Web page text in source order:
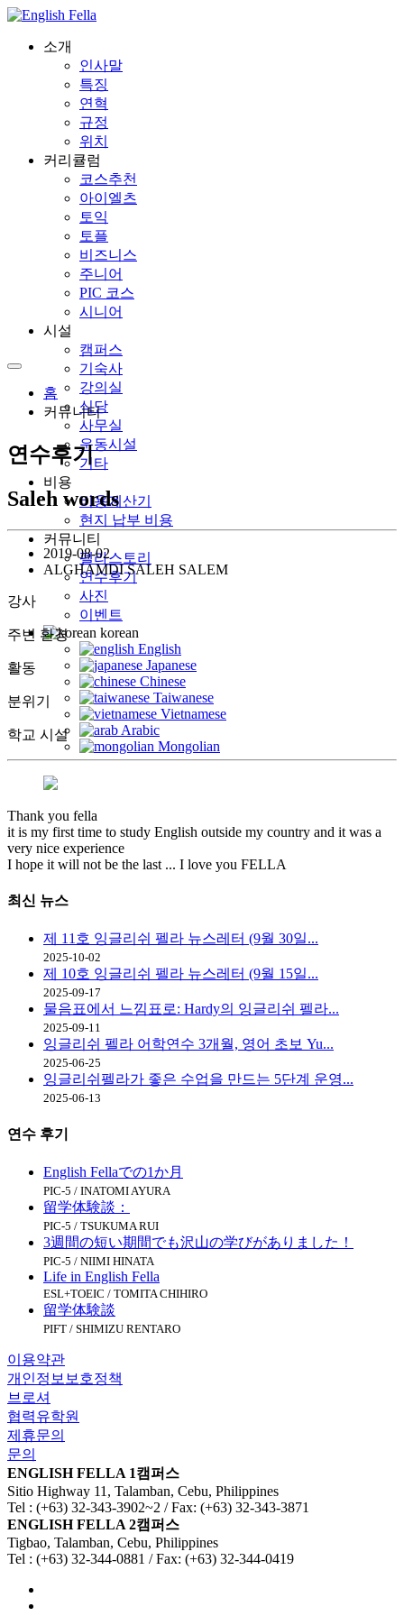
소개
인사말
특징
연혁
규정
위치
커리큘럼
코스추천
아이엘츠
토익
토플
비즈니스
주니어
PIC 코스
시니어
시설
캠퍼스
기숙사
강의실
식당
사무실
운동시설
기타
비용
비용계산기
현지 납부 비용
커뮤니티
펠라스토리
연수후기
사진
이벤트
korean
English
Japanese
Chinese
Taiwanese
Vietnamese
Arabic
Mongolian
홈
커뮤니티
연수후기
Saleh words
2019-08-02
ALGHAMDI SALEH SALEM
강사
주변 환경
활동
분위기
학교 시설
Thank you fella
it is my first time to study English outside my country and it was a
very nice experience
I hope it will not be the last ... I love you FELLA
최신 뉴스
제 11호 잉글리쉬 펠라 뉴스레터 (9월 30일...
2025-10-02
제 10호 잉글리쉬 펠라 뉴스레터 (9월 15일...
2025-09-17
물음표에서 느낌표로: Hardy의 잉글리쉬 펠라...
2025-09-11
잉글리쉬 펠라 어학연수 3개월, 영어 초보 Yu...
2025-06-25
잉글리쉬펠라가 좋은 수업을 만드는 5단계 운영...
2025-06-13
연수 후기
English Fellaでの1か月
PIC-5 / INATOMI AYURA
留学体験談：
PIC-5 / TSUKUMA RUI
3週間の短い期間でも沢山の学びがありました！
PIC-5 / NIIMI HINATA
Life in English Fella
ESL+TOEIC / TOMITA CHIHIRO
留学体験談
PIFT / SHIMIZU RENTARO
이용약관
개인정보보호정책
브로셔
협력유학원
제휴문의
문의
ENGLISH FELLA 1캠퍼스
Sitio Highway 11, Talamban, Cebu, Philippines
Tel : (+63) 32-343-3902~2 / Fax: (+63) 32-343-3871
ENGLISH FELLA 2캠퍼스
Tigbao, Talamban, Cebu, Philippines
Tel : (+63) 32-344-0881 / Fax: (+63) 32-344-0419